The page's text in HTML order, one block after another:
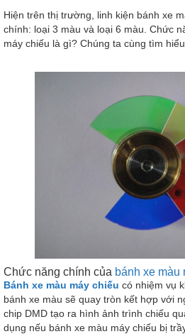
Hiện trên thị trường, linh kiện bánh xe
chính: loại 3 màu và loại 6 màu. Chức
máy chiếu là gì? Chúng ta cùng tìm
​Chức năng chính của bánh xe màu
Bánh xe màu máy chiếu có nhiệm vụ
bánh xe màu sẽ quay tròn kết hợp với
chip DMD tạo ra hình ảnh trình chiếu
dụng nếu bánh xe màu máy chiếu bị